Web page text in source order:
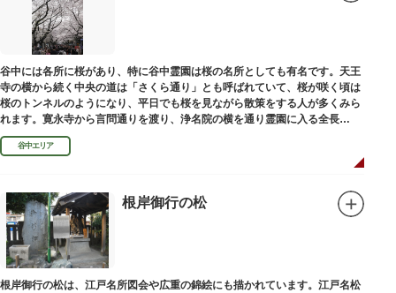
谷中には各所に桜があり、特に谷中霊園は桜の名所としても有名です。天王
寺の横から続く中央の道は「さくら通り」とも呼ばれていて、桜が咲く頃は
桜のトンネルのようになり、平日でも桜を見ながら散策をする人が多くみら
れます。寛永寺から言問通りを渡り、浄名院の横を通り霊園に入る全長
100mの桜並木や、霊園内に点在する大木なども見事です。
谷中エリア
根岸御行の松
根岸御行の松は、江戸名所図会や広重の錦絵にも描かれています。江戸名松